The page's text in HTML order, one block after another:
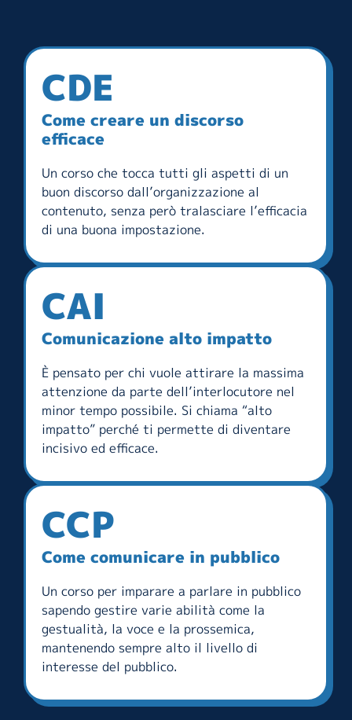
CDE
Come creare un discorso
efficace
Un corso che tocca tutti gli aspetti di un
buon discorso dall’organizzazione al
contenuto, senza però tralasciare l’efficacia
di una buona impostazione.
CAI
Comunicazione alto impatto
È pensato per chi vuole attirare la massima
attenzione da parte dell’interlocutore nel
minor tempo possibile. Si chiama “alto
impatto” perché ti permette di diventare
incisivo ed efficace.
CCP
Come comunicare in pubblico
Un corso per imparare a parlare in pubblico
sapendo gestire varie abilità come la
gestualità, la voce e la prossemica,
mantenendo sempre alto il livello di
interesse del pubblico.